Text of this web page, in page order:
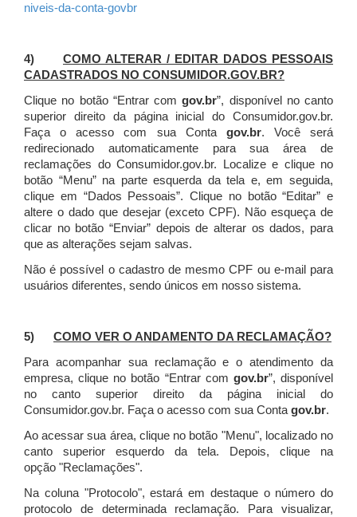
niveis-da-conta-govbr
4) COMO ALTERAR / EDITAR DADOS PESSOAIS
CADASTRADOS NO CONSUMIDOR.GOV.BR?
Clique no botão “Entrar comgov.br”, disponível no canto
superior direito da página inicial do Consumidor.gov.br.
Faça o acesso com sua Conta gov.br. Você será
redirecionado automaticamente para sua área de
reclamações do Consumidor.gov.br.
Localize e clique no
botão “Menu” na parte esquerda da tela e, em seguida,
clique em “Dados Pessoais”. Clique no botão “Editar” e
altere o dado que desejar (exceto CPF). Não esqueça de
clicar no botão “Enviar” depois de alterar os dados, para
que as alterações sejam salvas.
Não é possível o cadastro de mesmo CPF ou e-mail para
usuários diferentes, sendo únicos em nosso sistema.
5) COMO VER O ANDAMENTO DA RECLAMAÇÃO?
Para acompanhar sua reclamação e o atendimento da
empresa, clique no botão “Entrar com gov.br”, disponível
no canto superior direito da página inicial do
Consumidor.gov.br. Faça o acesso com sua Contagov.br.
Ao acessar sua área, clique no botão "Menu", localizado no
canto superior esquerdo da tela. Depois, clique na
opção "Reclamações".
Na coluna "Protocolo", estará em destaque o número do
protocolo de determinada reclamação. Para visualizar,